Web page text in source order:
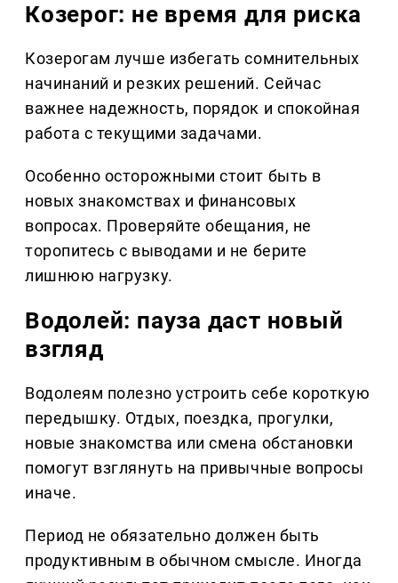
Козерог: не время для риска
Козерогам лучше избегать сомнительных
начинаний и резких решений. Сейчас
важнее надежность, порядок и спокойная
работа с текущими задачами.
Особенно осторожными стоит быть в
новых знакомствах и финансовых
вопросах. Проверяйте обещания, не
торопитесь с выводами и не берите
лишнюю нагрузку.
Водолей: пауза даст новый
взгляд
Водолеям полезно устроить себе короткую
передышку. Отдых, поездка, прогулки,
новые знакомства или смена обстановки
помогут взглянуть на привычные вопросы
иначе.
Период не обязательно должен быть
продуктивным в обычном смысле. Иногда